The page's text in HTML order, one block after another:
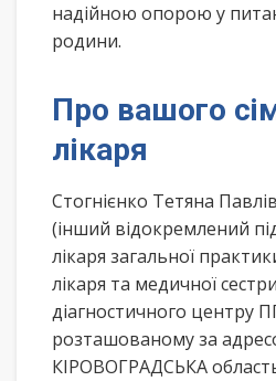
надійною опорою у
родини.
Про вашого
лікаря
Стогнієнко Тетяна
(інший відокремлений
лікаря загальної
лікаря та медичної
діагностичного центру
розташованому за
КІРОВОГРАДСЬКА